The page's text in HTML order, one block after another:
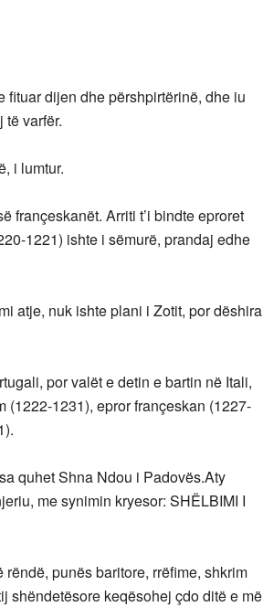
fituar dijen dhe përshpirtërinë, dhe iu
varfër.
i lumtur.
françeskanët. Arriti t’i bindte eproret
1221) ishte i sëmurë, prandaj edhe
atje, nuk ishte plani i Zotit, por dëshira
por valët e detin e bartin në Itali,
(1222-1231), epror françeskan (1227-
quhet Shna Ndou i Padovës.Aty
me synimin kryesor: SHËLBIMI I
punës baritore, rrëfime, shkrim
shëndetësore keqësohej çdo ditë e më